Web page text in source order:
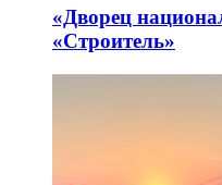
«Дворец
«Строитель»